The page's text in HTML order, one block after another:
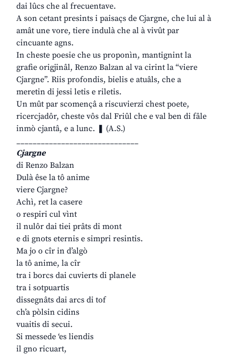
dai lûcs che al frecuentave.
A son cetant presints i paisaçs de Cjargne, che lui al à
amât une vore, tiere indulà che al à vivût par
cincuante agns.
In cheste poesie che us proponìn, mantignint la
grafie origjinâl, Renzo Balzan al va cirint la “viere
Cjargne”. Riis profondis, bielis e atuâls, che a
meretin di jessi letis e riletis.
Un mût par scomençâ a riscuvierzi chest poete,
ricercjadôr, cheste vôs dal Friûl che e val ben di fâle
inmò cjantâ, e a lunc. ❚ (A.S.)
______________________________
Cjargne
di Renzo Balzan
Dulà êse la tô anime
viere Cjargne?
Achì, ret la casere
o respiri cul vìnt
il nulôr dai tiei prâts di mont
e di gnots eternis e simpri resintis.
Ma jo o cîr in d’algò
la tô anime, la cîr
tra i borcs dai cuvierts di planele
tra i sotpuartis
dissegnâts dai arcs di tof
ch’a pòlsin cidins
vuaitis di secui.
Si messede ‘es liendis
il gno ricuart,